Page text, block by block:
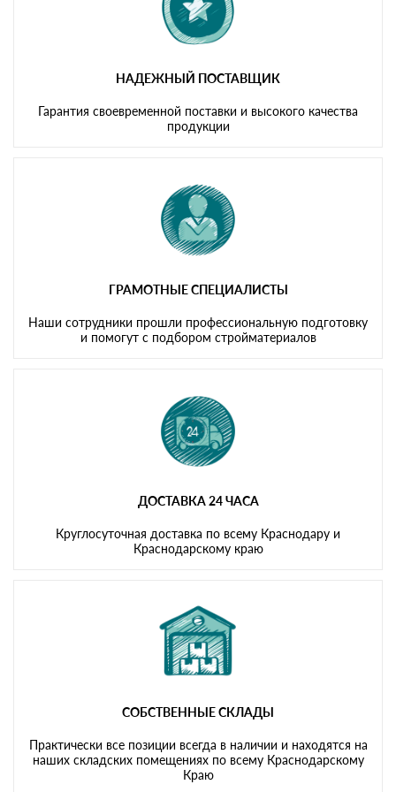
НАДЕЖНЫЙ ПОСТАВЩИК
Гарантия своевременной поставки и высокого качества
продукции
ГРАМОТНЫЕ СПЕЦИАЛИСТЫ
Наши сотрудники прошли профессиональную подготовку
и помогут с подбором стройматериалов
ДОСТАВКА 24 ЧАСА
Круглосуточная доставка по всему Краснодару и
Краснодарскому краю
СОБСТВЕННЫЕ СКЛАДЫ
Практически все позиции всегда в наличии и находятся на
наших складских помещениях по всему Краснодарскому
Краю